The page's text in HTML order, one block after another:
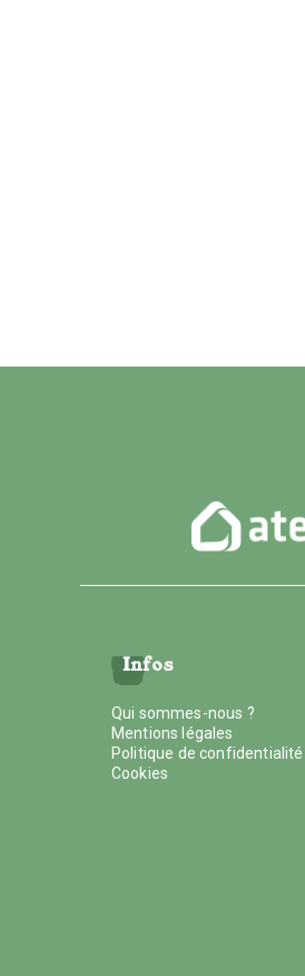
Infos
Qui sommes-nous ?
Mentions légales
Politique de confidentialité
Cookies